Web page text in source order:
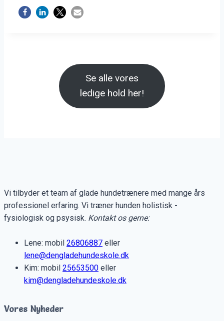
Se alle vores
ledige hold her!
Vi tilbyder et team af glade hundetrænere med mange års
professionel erfaring. Vi træner hunden holistisk -
fysiologisk og psysisk. Kontakt os gerne:
Lene: mobil 26806887 eller
lene@dengladehundeskole.dk
Kim: mobil 25653500 eller
kim@dengladehundeskole.dk
Vores Nyheder